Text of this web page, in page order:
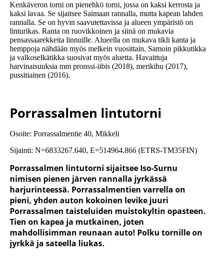
Kenkäveron torni on pienehkö torni, jossa on kaksi kerrosta ja
kaksi lavaa. Se sijaitsee Saimaan rannalla, mutta kapean lahden
rannalla. Se on hyvin saavutettavissa ja alueen ympäristö on
linturikas. Ranta on ruovikkoinen ja siinä on mukavia
pensassaarekkeita linnuille. Alueella on mukava tikli kanta ja
hemppoja nähdään myös melkein vuosittain. Samoin pikkutikka
ja valkoselkätikka suosivat myös aluetta. Havaittuja
harvinaisuuksia mm pronssi-iibis (2018), merikihu (2017),
pussitiainen (2016).
Porrassalmen lintutorni
Osoite: Porrassalmentie 40, Mikkeli
Sijainti: N=6833267.640, E=514964.866 (ETRS-TM35FIN)
Porrassalmen lintutorni sijaitsee Iso-Surnu
nimisen pienen järven rannalla jyrkässä
harjurinteessä. Porrassalmentien varrella on
pieni, yhden auton kokoinen levike juuri
Porrassalmen taisteluiden muistokyltin opasteen.
Tien on kapea ja mutkainen, joten
mahdollisimman reunaan auto! Polku tornille on
jyrkkä ja sateella liukas.